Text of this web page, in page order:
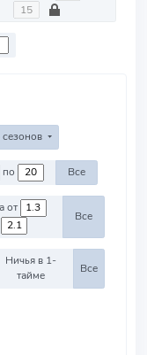
по Все
Победа от
Все
Ничья в 1-
тайме
Все